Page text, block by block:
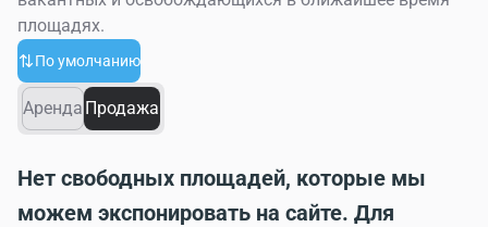
площадях.
По умолчанию
Аренда Продажа
Нет свободных площадей, которые мы
можем экспонировать на сайте. Для